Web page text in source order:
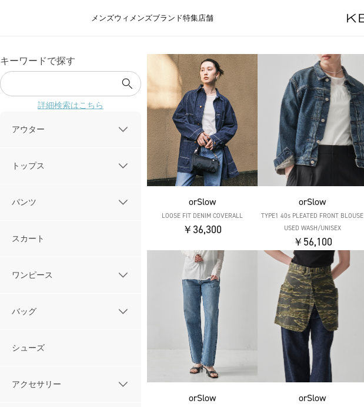
メンズウィメンズブランド特集店舗
キーワードで探す
詳細検索はこちら
アウター
トップス
パンツ
スカート
ワンピース
バッグ
シューズ
アクセサリー
orSlow
LOOSE FIT DENIM COVERALL
￥36,300
orSlow
TYPE1 40s PLEATED FRONT BLOUSE
USED WASH/UNISEX
￥56,100
orSlow orSlow